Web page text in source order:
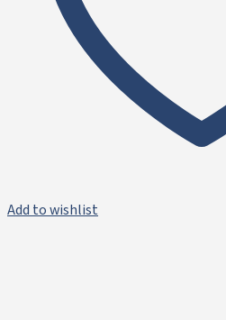
Add to wishlist